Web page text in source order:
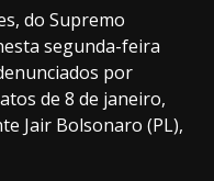
do Supremo
segunda-feira
por
de 8 de janeiro,
Jair Bolsonaro (PL),